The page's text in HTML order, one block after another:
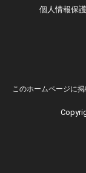
個人情報保
このホームページに